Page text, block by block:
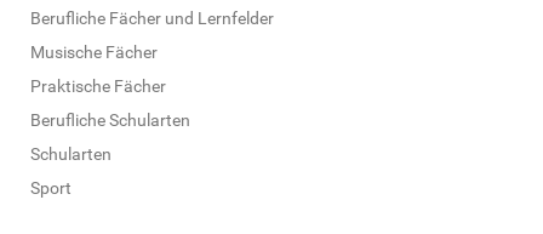
Berufliche Fächer und Lernfelder
Musische Fächer
Praktische Fächer
Berufliche Schularten
Schularten
Sport